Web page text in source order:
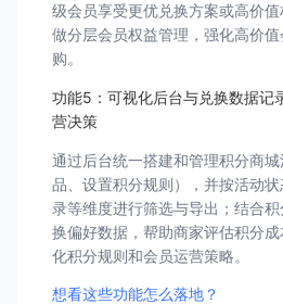
级会员享受更优兑换方案或高价
做分层会员权益管理，强化高价
购。
功能5：可视化后台与兑换数据记
营决策
通过后台统一搭建和管理积分商
品、设置积分规则），并按活动
录等维度进行筛选与导出；结合
换偏好数据，帮助商家评估积分
化积分规则和会员运营策略。
想看这些功能怎么落地？